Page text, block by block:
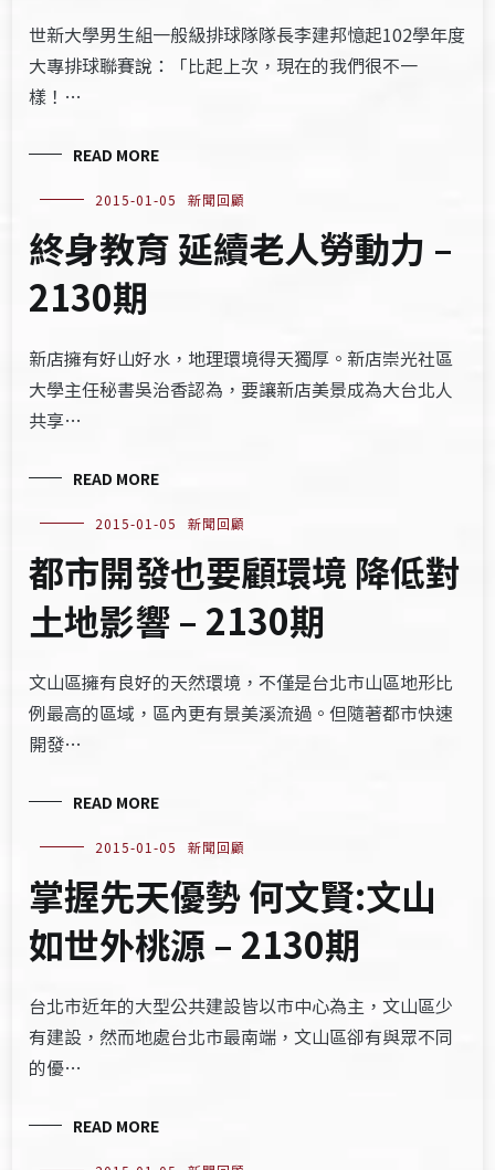
世新大學男生組一般級排球隊隊長李建邦憶起102學年度
大專排球聯賽說：「比起上次，現在的我們很不一
樣！…
READ MORE
2015-01-05 新聞回顧
終身教育 延續老人勞動力 –
2130期
新店擁有好山好水，地理環境得天獨厚。新店崇光社區
大學主任秘書吳治香認為，要讓新店美景成為大台北人
共享…
READ MORE
2015-01-05 新聞回顧
都市開發也要顧環境 降低對
土地影響 – 2130期
文山區擁有良好的天然環境，不僅是台北市山區地形比
例最高的區域，區內更有景美溪流過。但隨著都市快速
開發…
READ MORE
2015-01-05 新聞回顧
掌握先天優勢 何文賢:文山
如世外桃源 – 2130期
台北市近年的大型公共建設皆以市中心為主，文山區少
有建設，然而地處台北市最南端，文山區卻有與眾不同
的優…
READ MORE